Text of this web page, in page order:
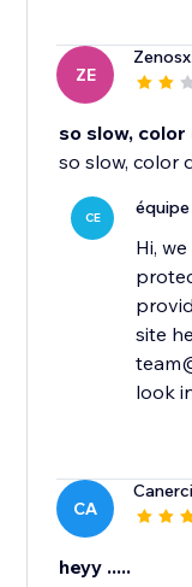
ZE
Zenosx
so slow,
so slow, color
CE
Hi,
site
look
CA
heyy .....